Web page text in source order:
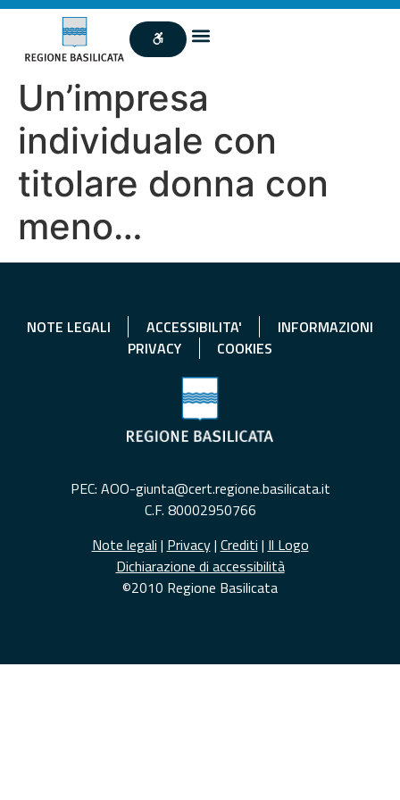
Un’impresa
individuale con
titolare donna con
meno…
NOTE LEGALI ACCESSIBILITA'
INFORMAZIONI
PRIVACY
COOKIES
PEC: AOO-giunta@cert.regione.basilicata.it
C.F. 80002950766
Note legali | Privacy| Crediti | Il Logo
Dichiarazione di accessibilità
©2010 Regione Basilicata